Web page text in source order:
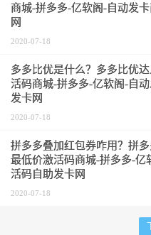
商城-拼多多-亿软阁-自动发
网
2020-07-18
多多比优是什么？多多比优
活码商城-拼多多-亿软阁-自
发卡网
2020-07-18
拼多多叠加红包券咋用？拼
最低价激活码商城-拼多多-亿
活码自助发卡网
2020-07-18